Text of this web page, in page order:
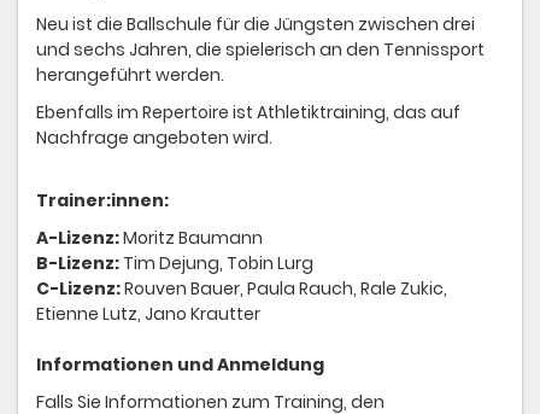
Neu ist die Ballschule für die Jüngsten zwischen drei
und sechs Jahren, die spielerisch an den Tennissport
herangeführt werden.
Ebenfalls im Repertoire ist Athletiktraining, das auf
Nachfrage angeboten wird.
Trainer:innen:
A-Lizenz:Moritz Baumann
B-Lizenz: Tim Dejung, Tobin Lurg
C-Lizenz:Rouven Bauer, Paula Rauch, Rale Zukic,
Etienne Lutz, Jano Krautter
Informationen und Anmeldung
Falls Sie Informationen zum Training, den